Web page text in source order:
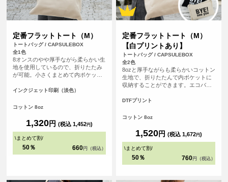
定番フラットトート（M）
トートバッグ / CAPSULEBOX
全1色
8オンスのやや厚手ながら柔らかい生
地を使用しているので、折りたたみ
が可能。小さくまとめて内ポケット
ち手が長く、肩にゆったりとかけて
容量で持ち歩きのしやすいバック
ます。
インクジェット印刷（淡色）
コットン 8oz
1,320円 (税込 1,452円)
\まとめて割/
50％ 660 円（税込）
定番フラットトート（M）
【白プリントあり】
トートバッグ / CAPSULEBOX
全2色
8ozと厚手ながらも柔らかいコットン
生地で、折りたたんで内ポケットに
収納することができます。エコバッ
ち歩きにも便利なトートバッグ、持
らゆったりかけて手を塞がずご使用
DTFプリント
コットン 8oz
1,520円 (税込 1,672円)
\まとめて割/
50％ 760 円（税込）